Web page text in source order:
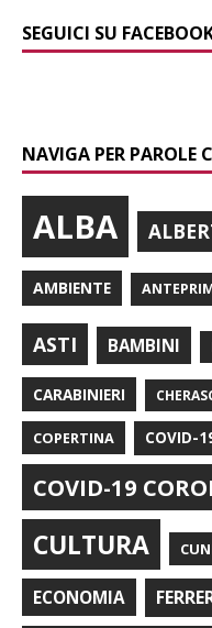
SEGUICI SU
NAVIGA PER PAROLE
ALBA
AMBIENTE
ASTI BAMBINI
CARABINIERI
COPERTINA COVID-
COVID-19
CULTURA
ECONOMIA